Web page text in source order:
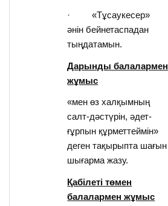
· «Тұсаукесер»
әнін бейнетаспадан
тыңдатамын.
Дарынды балалармен
жұмыс
«мен өз халқымның
салт-дәстүрін, әдет-
ғұрпын құрметтеймін»
деген тақырыпта шағын
шығарма жазу.
Қабілеті төмен
балалармен жұмыс